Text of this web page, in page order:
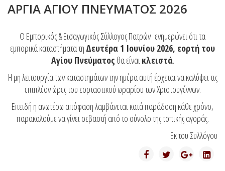
ΑΡΓΙΑ ΑΓΙΟΥ ΠΝΕΥΜΑΤΟΣ 2026
Ο Εμπορικός & Εισαγωγικός Σύλλογος Πατρών ενημερώνει ότι τα
εμπορικά καταστήματα τη Δευτέρα 1 Ιουνίου 2026, εορτή του
Αγίου Πνεύματος θα είναικλειστά.
Η μη λειτουργία των καταστημάτων την ημέρα αυτή έρχεται να καλύψει τις
επιπλέον ώρες του εορταστικού ωραρίου των Χριστουγέννων.
Επειδή η ανωτέρω απόφαση λαμβάνεται κατά παράδοση κάθε χρόνο,
παρακαλούμε να γίνει σεβαστή από το σύνολο της τοπικής αγοράς.
Εκ του Συλλόγου